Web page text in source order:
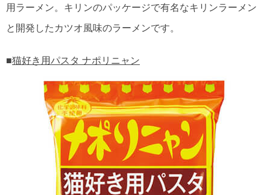
用ラーメン。キリンのパッケージで有名なキリンラーメン
と開発したカツオ風味のラーメンです。
■猫好き用パスタ ナポリニャン